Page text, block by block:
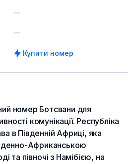
Купити номер
номер Ботсвани для
комунікації. Республіка
в Південній Африці, яка
Африканською
та півночі з Намібією, на